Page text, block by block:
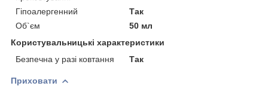
Гіпоалергенний
Так
Об`єм
50 мл
Користувальницькі характеристики
Безпечна у разі ковтання
Так
Приховати